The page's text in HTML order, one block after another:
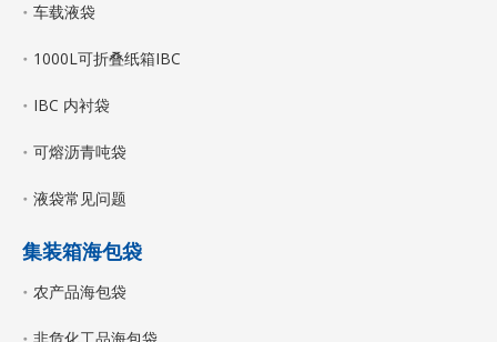
车载液袋
1000L可折叠纸箱IBC
IBC 内衬袋
可熔沥青吨袋
液袋常见问题
集装箱海包袋
农产品海包袋